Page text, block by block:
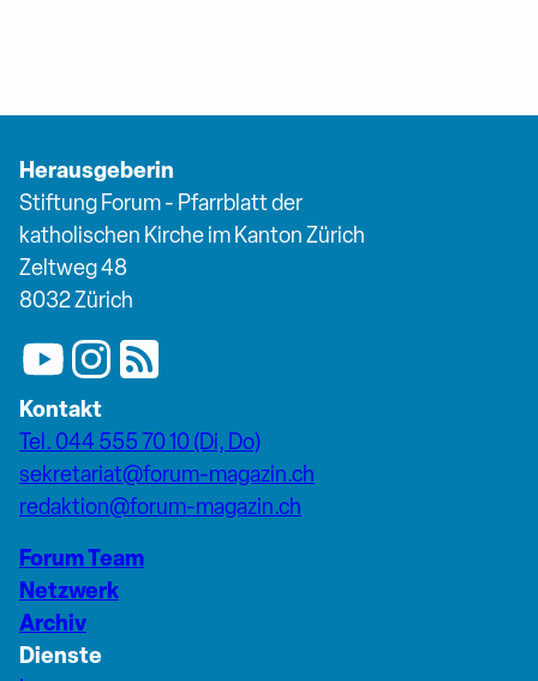
Herausgeberin
Stiftung Forum - Pfarrblatt der
katholischen Kirche im Kanton Zürich
Zeltweg 48
8032 Zürich
Kontakt
Tel. 044 555 70 10 (Di, Do)
sekretariat@forum-magazin.ch
redaktion@forum-magazin.ch
Forum Team
Netzwerk
Archiv
Dienste